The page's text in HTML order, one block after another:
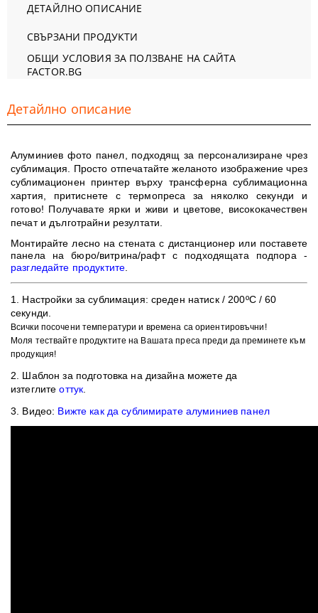
ДЕТАЙЛНО ОПИСАНИЕ
СВЪРЗАНИ ПРОДУКТИ
ОБЩИ УСЛОВИЯ ЗА ПОЛЗВАНЕ НА САЙТА
FACTOR.BG
Детайлно описание
Алуминиев фото панел, подходящ за персонализиране чрез
сублимация. Просто отпечатайте желаното изображение чрез
сублимационен принтер върху трансферна сублимационна
хартия, притиснете с термопреса за няколко секунди и
готово! Получавате ярки и живи и цветове, висококачествен
печат и дълготрайни резултати
Монтирайте лесно на стената с дистанционер или поставете
панела на бюро/витрина/рафт с подходящата подпора -
разгледайте продуктите
1. ​Настройки за сублимация: среден натиск / 200ºC / 60
секунди.
Всички посочени температури и времена са ориентировъчни!
Моля тествайте продуктите на Вашата преса преди да преминете към
продукция!
2. Шаблон за подготовка на дизайна можете да
изтеглите оттук
3. Видео: Вижте как да сублимирате алуминиев панел